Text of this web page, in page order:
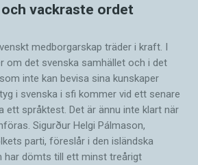
vackraste ordet
medborgarskap träder i kraft. I
om det svenska samhället och i det
inte kan bevisa sina kunskaper
i svenska i sfi kommer vid ett senare
ett språktest. Det är ännu inte klart när
Sigurður Helgi Pálmason,
parti, föreslår i den isländska
har dömts till ett minst treårigt